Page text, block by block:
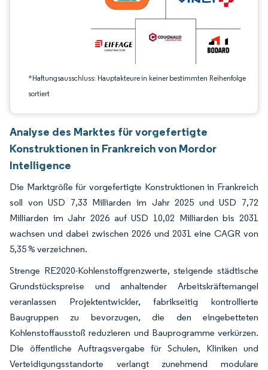
*Haftungsausschluss: Hauptakteure in keiner bestimmten Reihenfolge
sortiert
Analyse des Marktes für vorgefertigte
Konstruktionen in Frankreich von Mordor
Intelligence
Die Marktgröße für vorgefertigte Konstruktionen in Frankreich
soll von USD 7,33 Milliarden im Jahr 2025 und USD 7,72
Milliarden im Jahr 2026 auf USD 10,02 Milliarden bis 2031
wachsen und dabei zwischen 2026 und 2031 eine CAGR von
5,35 % verzeichnen.
Strenge RE2020-Kohlenstoffgrenzwerte, steigende städtische
Grundstückspreise und anhaltender Arbeitskräftemangel
veranlassen Projektentwickler, fabrikseitig kontrollierte
Baugruppen zu bevorzugen, die den eingebetteten
Kohlenstoffausstoß reduzieren und Bauprogramme verkürzen.
Die öffentliche Auftragsvergabe für Schulen, Kliniken und
Verteidigungsstandorte verlangt zunehmend modulare